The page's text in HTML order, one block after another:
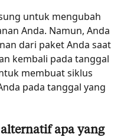
untuk mengubah
Anda. Namun, Anda
dari paket Anda saat
kembali pada tanggal
membuat siklus
pada tanggal yang
apa yang